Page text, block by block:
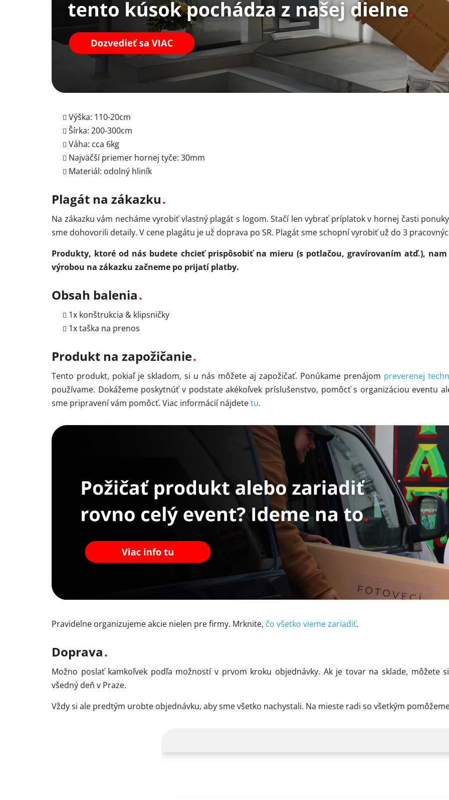
Výška: 110-20cm
Šírka: 200-300cm
Váha: cca 6kg
Najväčší priemer hornej tyče: 30mm
Materiál: odolný hliník
Plagát na zákazku
Na zákazku vám necháme vyrobiť vlastný plagát s logom. Stačí len vybrať príplatok v hornej časti
sme dohovorili detaily. V cene plagátu je už doprava po SR. Plagát sme schopní vyrobiť už do 3
Produkty, ktoré od nás budete chcieť prispôsobiť na mieru (s potlačou, gravírovaním atď.),
výrobou na zákazku začneme po prijatí platby.
Obsah balenia
1x konštrukcia & klipsničky
1x taška na prenos
Produkt na zapožičanie
Tento produkt, pokiaľ je skladom, si u nás môžete aj zapožičať. Ponúkame prenájom preverenej
používame. Dokážeme poskytnúť v podstate akékoľvek príslušenstvo, pomôcť s organizáciou eventu
sme pripravení vám pomôcť. Viac informácií nájdetetu.
Pravidelne organizujeme akcie nielen pre firmy. Mrknite, čo všetko vieme zariadiť.
Doprava
Možno poslať kamkoľvek podľa možností v prvom kroku objednávky. Ak je tovar na sklade, môžete
všedný deň v Praze.
Vždy si ale predtým urobte objednávku, aby sme všetko nachystali. Na mieste radi so všetkým
Tvoríme obsah,
ktorý vásvystrelíz cvičiek
Novinky, tipy a inšpirácia zo sveta content tvorby,
a eventov.
Bez spamu.
Chcem odoberať novinky
Prihlásením súhlasíte so zasielaním obchodných oznámení a so spracovaním
osobných údajov